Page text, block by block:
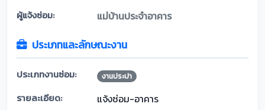
ผู้แจ้งซ่อม: แม่บ้านประจำอาคาร
ประเภทและลักษณะงาน
ประเภทงานซ่อม: งานประปา
รายละเอียด: แจ้งซ่อม-อาคาร